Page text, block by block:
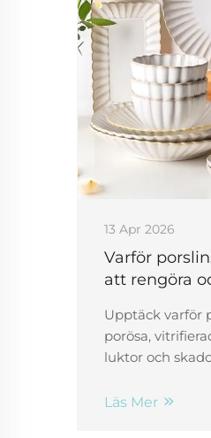
13 Apr 2026
Varför
att rengöra
Upptäck varför
porösa,
luktor och
Förbättra
Läs Mer